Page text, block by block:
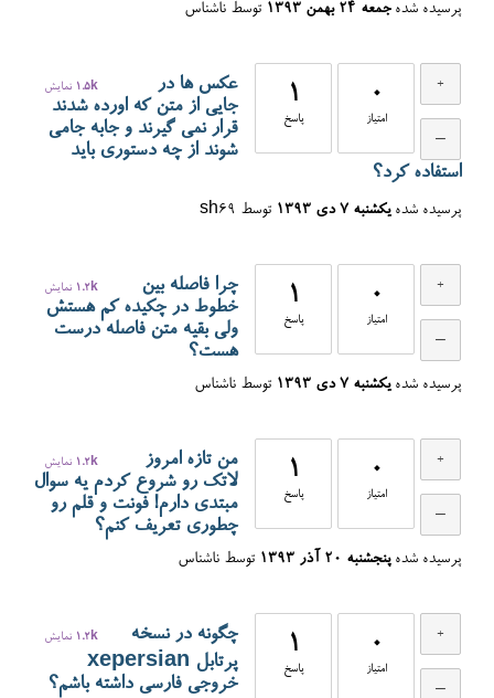
پرسیده شده جمعه ۲۴ بهمن ۱۳۹۳ توسط ناشناس
0
امتیاز
1
پاسخ
1.5k نمایش
عکس ها در
جایی از متن که اورده شدند
قرار نمی گیرند و جابه جامی
شوند از چه دستوری باید
استفاده کرد؟
پرسیده شده یکشنبه ۷ دی ۱۳۹۳ توسط sh69
0
امتیاز
1
پاسخ
1.2k نمایش
چرا فاصله بین
خطوط در چکیده کم هستش
ولی بقیه متن فاصله درست
هست؟
پرسیده شده یکشنبه ۷ دی ۱۳۹۳ توسط ناشناس
0
امتیاز
1
پاسخ
1.2k نمایش
من تازه امروز
لاتک رو شروع کردم یه سوال
مبتدی دارم! فونت و قلم رو
چطوری تعریف کنم؟
پرسیده شده پنجشنبه ۲۰ آذر ۱۳۹۳ توسط ناشناس
0
امتیاز
1
پاسخ
1.2k نمایش
چگونه در نسخه
پرتابل xepersian
خروجي فارسي داشته باشم؟